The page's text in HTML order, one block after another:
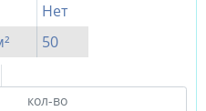
Нет
50